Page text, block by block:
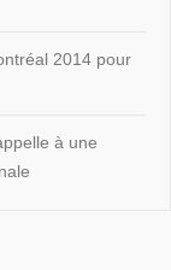
2014 pour
à une